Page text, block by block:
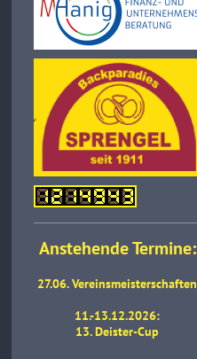
Anstehende Termine:
27.06. Vereinsmeisterschaften
11.-13.12.2026:
13. Deister-Cup